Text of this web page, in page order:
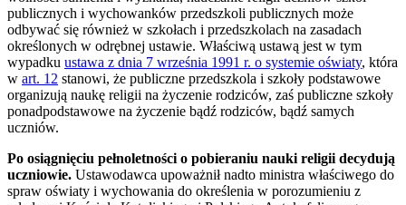
publicznych i wychowanków przedszkoli publicznych może
odbywać się również w szkołach i przedszkolach na zasadach
określonych w odrębnej ustawie. Właściwą ustawą jest w tym
wypadku ustawa z dnia 7 września 1991 r. o systemie oświaty, która
w art. 12 stanowi, że publiczne przedszkola i szkoły podstawowe
organizują naukę religii na życzenie rodziców, zaś publiczne szkoły
ponadpodstawowe na życzenie bądź rodziców, bądź samych
uczniów.
Po osiągnięciu pełnoletności o pobieraniu nauki religii decydują
uczniowie. Ustawodawca upoważnił nadto ministra właściwego do
spraw oświaty i wychowania do określenia w porozumieniu z